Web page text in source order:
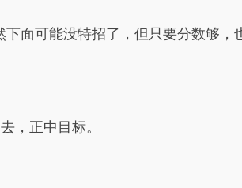
面可能没特招了，但只要分数够，
，正中目标。